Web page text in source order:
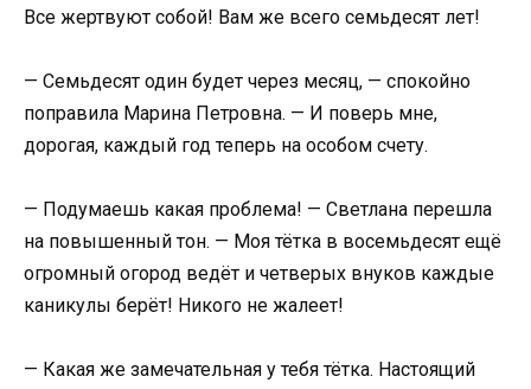
Все жертвуют собой! Вам же всего семьдесят лет!
— Семьдесят один будет через месяц, — спокойно
поправила Марина Петровна. — И поверь мне,
дорогая, каждый год теперь на особом счету.
— Подумаешь какая проблема! — Светлана перешла
на повышенный тон. — Моя тётка в восемьдесят ещё
огромный огород ведёт и четверых внуков каждые
каникулы берёт! Никого не жалеет!
— Какая же замечательная у тебя тётка. Настоящий